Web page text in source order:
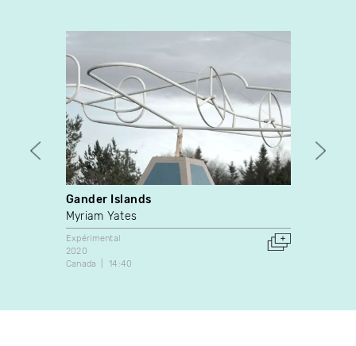
Gander Islands
Myriam Yates
Expérimental
2020
Canada
14:40